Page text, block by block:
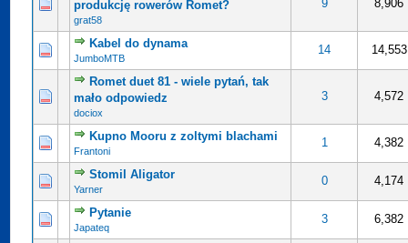
produkcję rowerów Romet?
grat58
9 8,906
na 5 gwiazdek
Kabel do dynama
JumboMTB
14 14,553
5 gwiazdek
Romet duet 81 - wiele pytań, tak
mało odpowiedz
dociox
3 4,572
5 na 5 gwiazdek
Kupno Mooru z zoltymi blachami
Frantoni
1 4,382
5 gwiazdek
Stomil Aligator
Yarner
0 4,174
5 gwiazdek
Pytanie
Japateq
3 6,382
5 gwiazdek